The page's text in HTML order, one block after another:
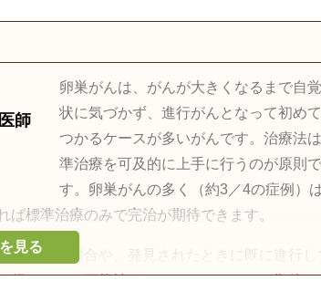
師
卵巣がんは、がんが大きくなるまで自
状に気づかず、進行がんとなって初め
つかるケースが多いがんです。治療法
準治療を可及的に上手に行うのが原則で
す。卵巣がんの多く（約3／4の症例）
標準治療のみで完治が期待できます。
ている）場合や、発見されたときに既に進行し
得られない可能性があります。そこで、期待さ
見る